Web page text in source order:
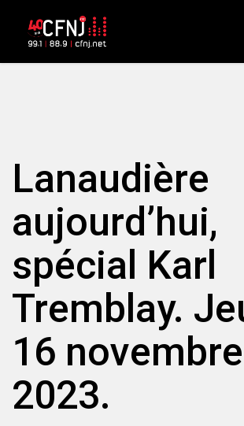
Lanaudière
aujourd’hui,
spécial Karl
Tremblay.
16 novembre
2023.